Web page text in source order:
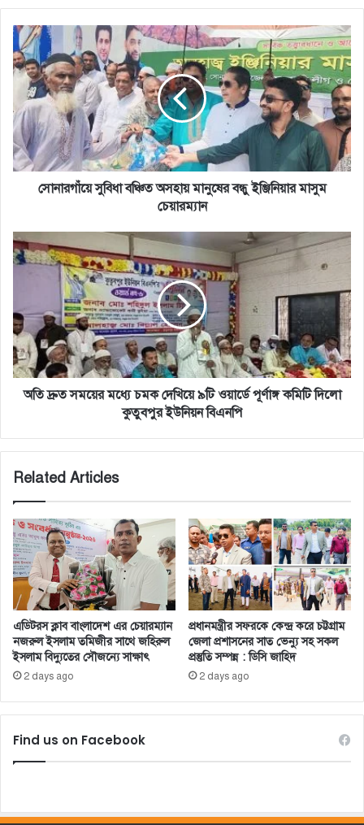
সোনারগাঁয়ে
সুবিধা
বঞ্চিত
অসহায়
মানুষের
বন্ধু
ইঞ্জিনিয়ার
মাসুম
চেয়ারম্যান
সোনারগাঁয়ে সুবিধা বঞ্চিত অসহায় মানুষের বন্ধু ইঞ্জিনিয়ার মাসুম
চেয়ারম্যান
অতি
দ্রুত
চমক
দেখিয়ে
৯টি
ওয়ার্ডে
পূর্ণাঙ্গ
কমিটি
অতি দ্রুত সময়ের মধ্যে চমক দেখিয়ে ৯টি ওয়ার্ডে পূর্ণাঙ্গ কমিটি দিলো
কুতুবপুর ইউনিয়ন বিএনপি
Related Articles
এডিটরস ক্লাব বাংলাদেশ এর চেয়ারম্যান
নজরুল ইসলাম তমিজীর সাথে জহিরুল
ইসলাম বিদ্যুতের সৌজন্যে সাক্ষাৎ
2 days ago
প্রধানমন্ত্রীর সফরকে কেন্দ্র করে চট্টগ্রাম
জেলা প্রশাসনের সাত ভেন্যু সহ সকল
প্রস্তুতি সম্পন্ন : ডিসি জাহিদ
2 days ago
Find us on Facebook